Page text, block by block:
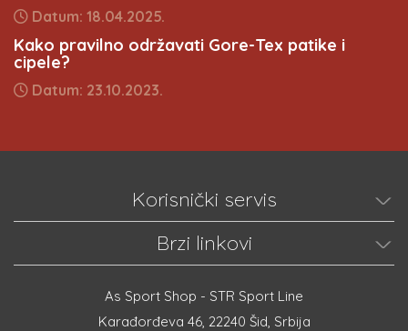
Datum: 18.04.2025.
Kako pravilno održavati Gore-Tex patike i
cipele?
Datum: 23.10.2023.
Korisnički servis
Brzi linkovi
As Sport Shop - STR Sport Line
Karađorđeva 46, 22240 Šid, Srbija